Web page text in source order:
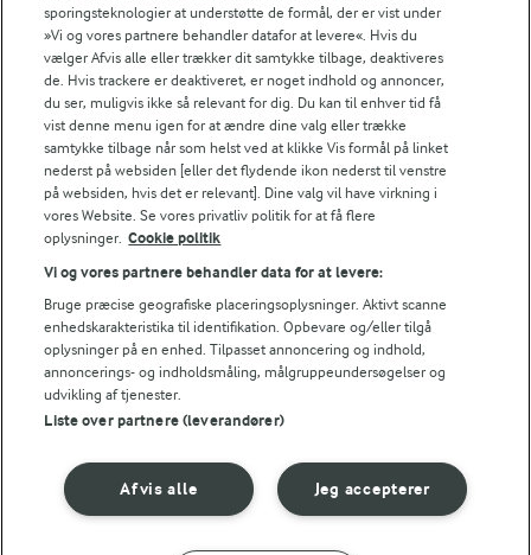
45 MIN
Tapas-skeer
(59)
45 MIN
Krabbekløer med
aioli-flødeskum
sporingsteknologier at understøtte de formål, der er vist under
»Vi og vores partnere behandler datafor at levere«. Hvis du
vælger Afvis alle eller trækker dit samtykke tilbage, deaktiveres
de. Hvis trackere er deaktiveret, er noget indhold og annoncer,
du ser, muligvis ikke så relevant for dig. Du kan til enhver tid få
vist denne menu igen for at ændre dine valg eller trække
samtykke tilbage når som helst ved at klikke Vis formål på linket
nederst på websiden [eller det flydende ikon nederst til venstre
på websiden, hvis det er relevant]. Dine valg vil have virkning i
vores Website. Se vores privatliv politik for at få flere
oplysninger. Cookie politik
Vi og vores partnere behandler data for at levere:
Bruge præcise geografiske placeringsoplysninger. Aktivt scanne
enhedskarakteristika til identifikation. Opbevare og/eller tilgå
oplysninger på en enhed. Tilpasset annoncering og indhold,
annoncerings- og indholdsmåling, målgruppeundersøgelser og
udvikling af tjenester.
Liste over partnere (leverandører)
Jeg accepterer
Afvis alle